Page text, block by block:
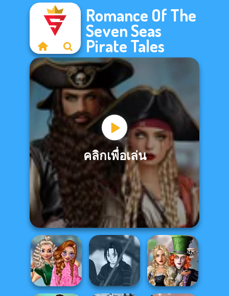
Romance Of The
Seven Seas
Pirate Tales
คลิกเพื่อเล่น